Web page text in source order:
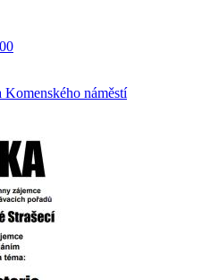
náměstí